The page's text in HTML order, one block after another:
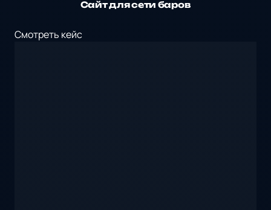
Сайт для сети баров
Смотреть кейс